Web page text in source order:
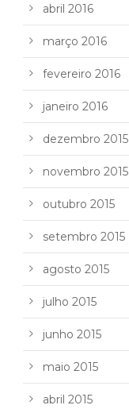
abril 2016
março 2016
fevereiro 2016
janeiro 2016
dezembro 2015
novembro 2015
outubro 2015
setembro 2015
agosto 2015
julho 2015
junho 2015
maio 2015
abril 2015